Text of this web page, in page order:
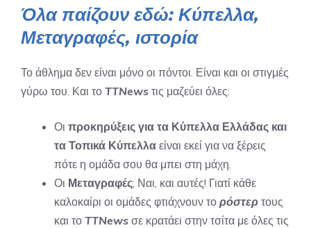
Όλα παίζουν εδώ: Κύπελλα,
Μεταγραφές, ιστορία
Το άθλημα δεν είναι μόνο οι πόντοι. Είναι και οι στιγμές
γύρω του. Και το TTNews τις μαζεύει όλες:
Οι προκηρύξεις για τα Κύπελλα Ελλάδας και
τα Τοπικά Κύπελλα είναι εκεί για να ξέρεις
πότε η ομάδα σου θα μπει στη μάχη.
Οι Μεταγραφές; Ναι, και αυτές! Γιατί κάθε
καλοκαίρι οι ομάδες φτιάχνουν το ρόστερ τους
και το TTNews σε κρατάει στην τσίτα με όλες τις